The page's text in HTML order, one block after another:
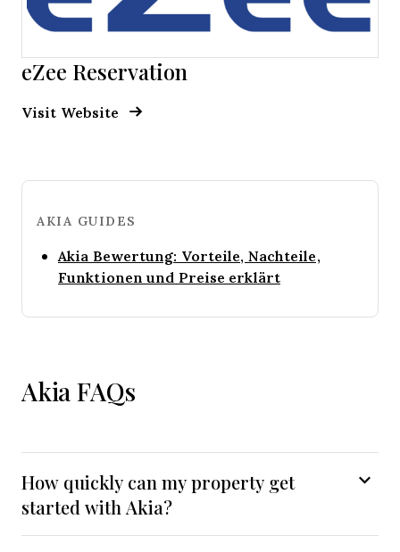
eZee Reservation
Visit Website Opens New Window
AKIA GUIDES
Akia Bewertung: Vorteile, Nachteile,
Funktionen und Preise erklärtOpens new
Akia FAQs
How quickly can my property get
started with Akia?